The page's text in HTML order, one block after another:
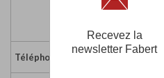
97862
Téléphone :
Recevez la
newsletter Fabert